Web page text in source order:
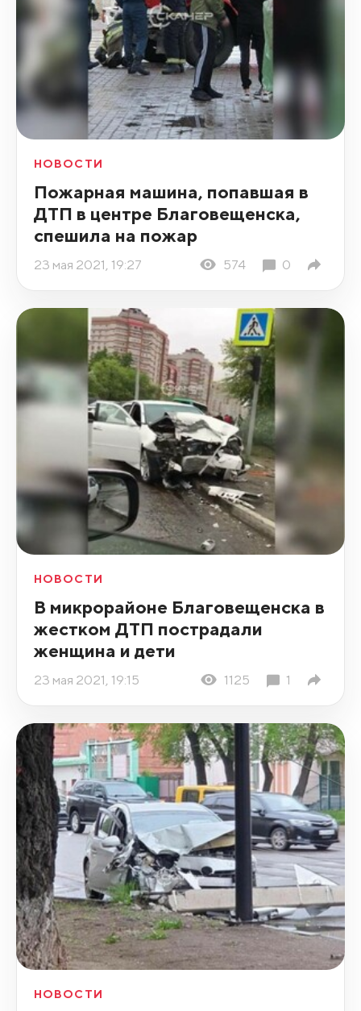
НОВОСТИ
Пожарная машина, попавшая в
ДТП в центре Благовещенска,
спешила на пожар
23 мая 2021, 19:27 574 0
НОВОСТИ
В микрорайоне Благовещенска в
жестком ДТП пострадали
женщина и дети
23 мая 2021, 19:15 1125 1
НОВОСТИ